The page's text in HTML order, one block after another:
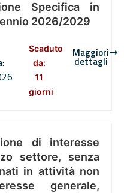
Specifica in
2026/2029
:
Scaduto
da:
11
giorni
Maggiori
dettagli
di interesse
settore, senza
in attività non
generale,